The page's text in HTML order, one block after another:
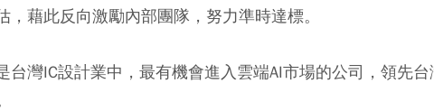
藉此反向激勵內部團隊，努力準時達標。
台灣IC設計業中，最有機會進入雲端AI市場的公司，領先